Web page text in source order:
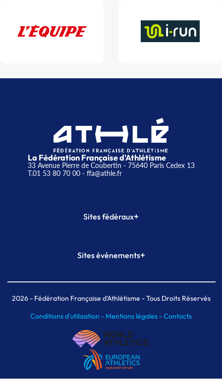
La Fédération Française d'Athlétisme
33 Avenue Pierre de Coubertin - 75640 Paris Cedex 13
T.01 53 80 70 00- ffa@athle.fr
Sites fédéraux+
Plateforme Formation
Sites événements+
Meeting de Paris indoor
MAIF Ekiden de Paris
2026- Fédération Française d'Athlétisme - Tous Droits Réservés
Conditions d'utilisation - Mentions légales -Contacts